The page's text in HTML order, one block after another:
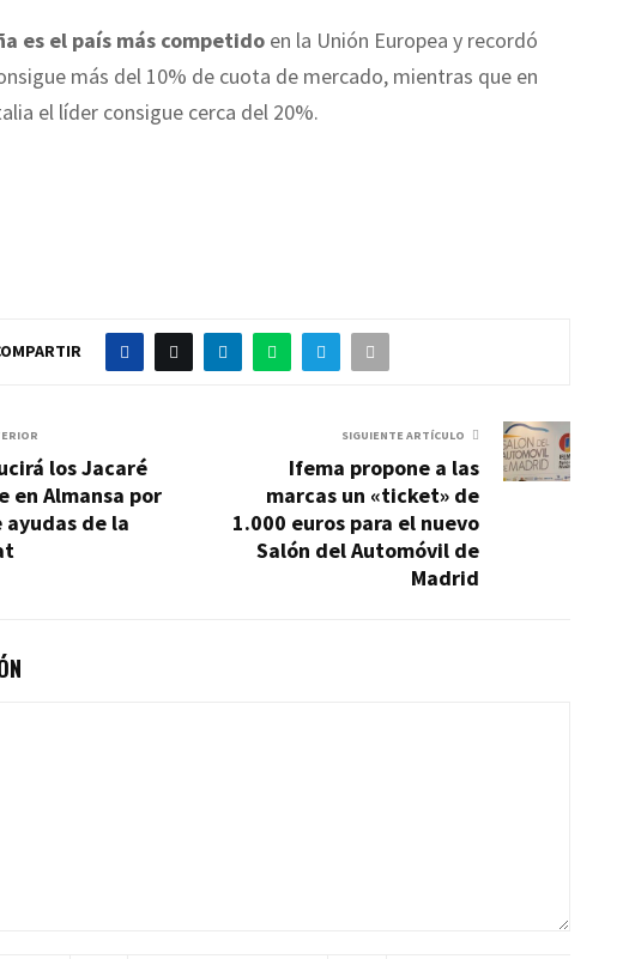
es el país más competido en la Unión Europea y recordó
más del 10% de cuota de mercado, mientras que en
el líder consigue cerca del 20%.
los Jacaré
en Almansa por
de la
SIGUIENTE ARTÍCULO
Ifema propone a las
marcas un «ticket» de
1.000 euros para el nuevo
Salón del Automóvil de
Madrid